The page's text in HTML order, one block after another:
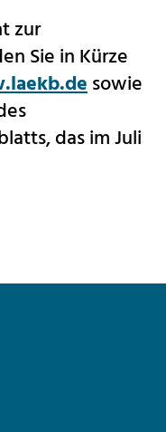
zur
Sie in Kürze
sowie
das im Juli